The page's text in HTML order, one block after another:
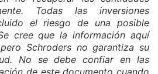
Todas las inversiones
el riesgo de una posible
cree que la información aquí
Schroders no garantiza su
No se debe confiar en las
de este documento cuando